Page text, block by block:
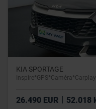
KIA SPORTAGE
26.490 EUR 52.018